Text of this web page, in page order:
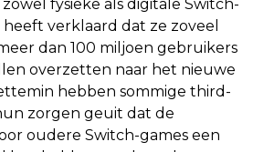
fysieke als digitale Switch-
verklaard dat ze zoveel
dan 100 miljoen gebruikers
overzetten naar het nieuwe
hebben sommige third-
zorgen geuit dat de
oudere Switch-games een